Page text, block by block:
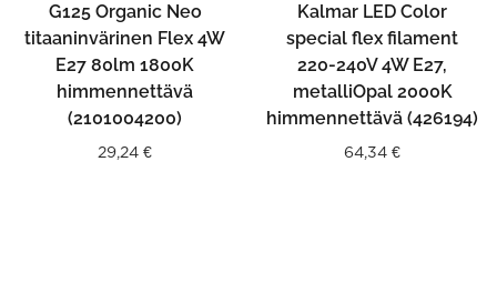
G125 Organic Neo
titaaninvärinen Flex 4W
E27 80lm 1800K
himmennettävä
(2101004200)
29,24 €
Kalmar LED Color
special flex filament
220-240V 4W E27,
metalliOpal 2000K
himmennettävä (426194)
64,34 €